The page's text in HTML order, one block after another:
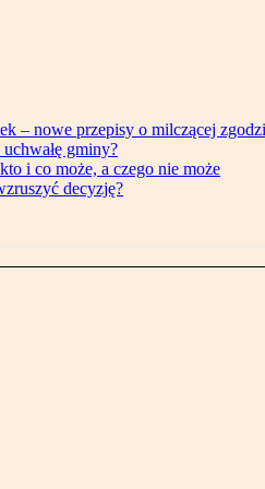
– nowe przepisy o milczącej
gminy?
i co może, a czego nie może
decyzję?